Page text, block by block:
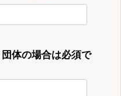
体の場合は必須で